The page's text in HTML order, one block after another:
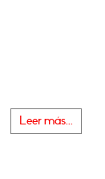
Leer más...